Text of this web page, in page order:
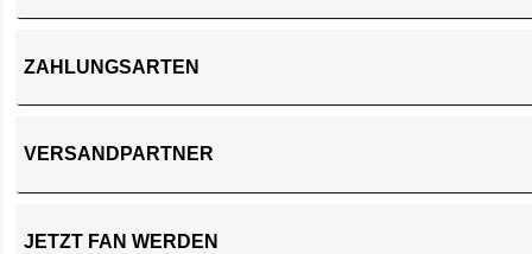
ZAHLUNGSARTEN
VERSANDPARTNER
JETZT FAN WERDEN